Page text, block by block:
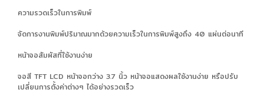
ความรวดเร็วในการพิมพ์
จัดการงานพิมพ์ปริมาณมากด้วยความเร็วในการพิมพ์สูงถึง 40 แผ่นต่อนาที
หน้าจอสัมผัสที่ใช้งานง่าย
จอสี TFT LCD หน้าจอกว่าง 3.7 นิ้ว หน้าจอแสดงผลใช้งานง่าย หรือปรับ
เปลี่ยนการตั้งค่าต่างๆ ได้อย่างรวดเร็ว